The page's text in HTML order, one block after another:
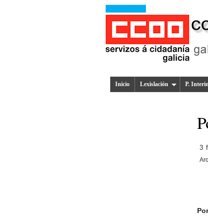
Inicio Lexislación P.
3